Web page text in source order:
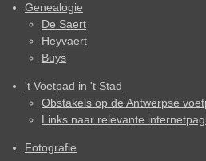
Genealogie
De Saert
Heyvaert
Buys
't Voetpad in 't Stad
Obstakels op de Antwerpse
Links naar relevante
Fotografie